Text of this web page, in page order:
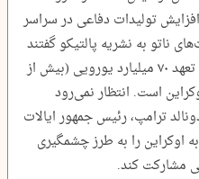
تولیدات دفاعی در سراسر
ناتو به نشریه پالتیکو گفتند
که پیش‌نویس بیانیه اجلاس شامل تعهد ۷۰ میلیارد یورویی (بیش از
است. انتظار نمی‌رود
ترامپ، رئیس جمهور ایالات
اوکراین را به طرز چشمگیری
مشارکت کند.